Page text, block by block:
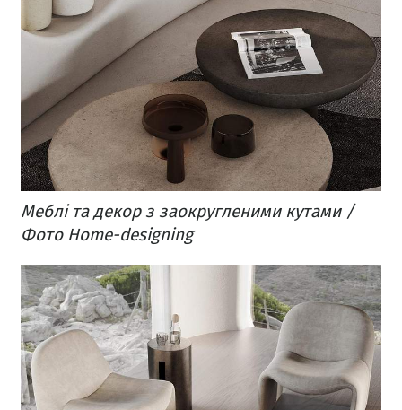
Меблі та декор з заокругленими кутами /
Фото Home-designing